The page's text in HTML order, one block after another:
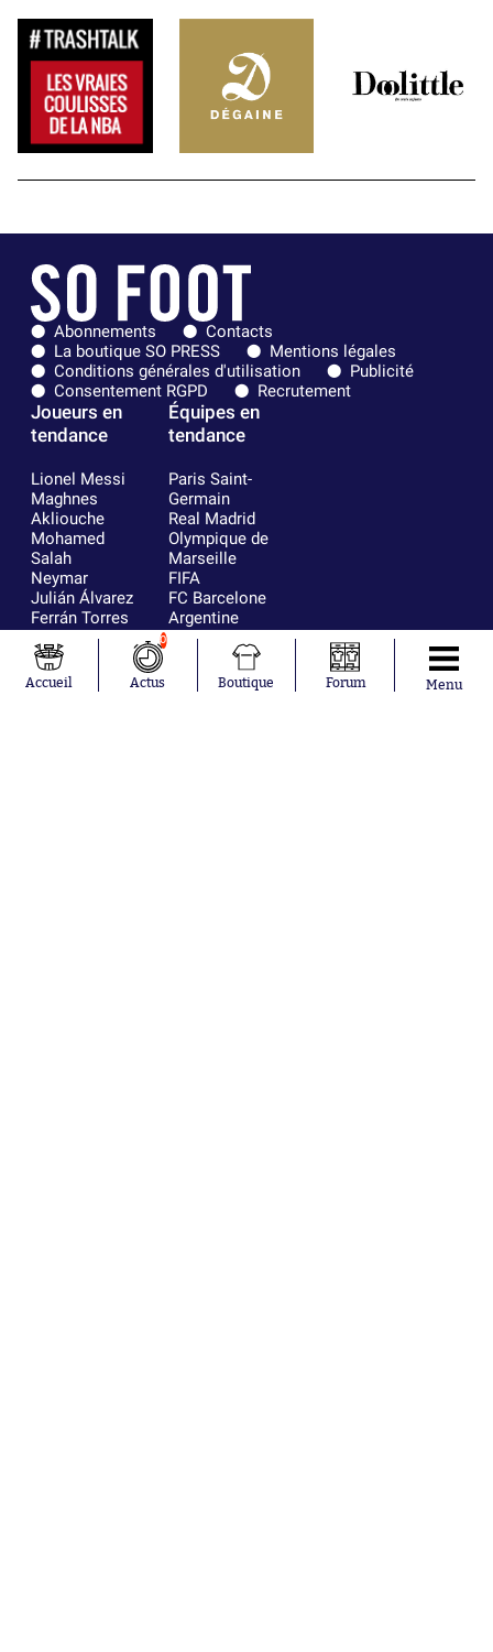
Abonnements
Contacts
La boutique SO PRESS
Mentions légales
Conditions générales d'utilisation
Publicité
Consentement RGPD
Recrutement
Joueurs en
tendance
Lionel Messi
Maghnes
Akliouche
Mohamed
Salah
Neymar
Julián Álvarez
Ferrán Torres
Kilian Corredor
Franco
Mastantuono
Orel Mangala
Équipes en
tendance
Paris Saint-
Germain
Real Madrid
Olympique de
Marseille
FIFA
FC Barcelone
Argentine
Olympique
AS Monaco
RC Strasbourg
Accueil
0
Actus Boutique Forum Menu